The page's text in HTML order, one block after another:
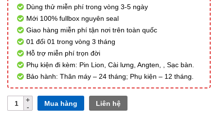
Dùng thử miễn phí trong vòng 3-5 ngày
Mới 100% fullbox nguyên seal
Giao hàng miễn phí tận nơi trên toàn quốc
01 đổi 01 trong vòng 3 tháng
Hỗ trợ miễn phí trọn đời
Phụ kiện đi kèm: Pin Lion, Cài lưng, Angten, , Sạc bàn.
Bảo hành: Thân máy – 24 tháng; Phụ kiện – 12 tháng.
Số
lượng
Mua hàng Liên hệ